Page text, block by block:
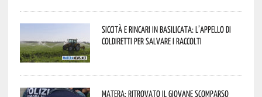
Siccità e rincari in Basilicata: l’appello di
Coldiretti per salvare i raccolti
Matera: ritrovato il giovane scomparso